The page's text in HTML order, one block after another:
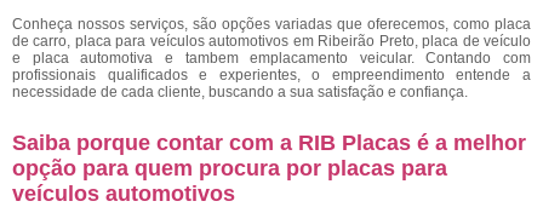
Conheça nossos serviços, são opções variadas que oferecemos, como placa
de carro, placa para veículos automotivos em Ribeirão Preto, placa de veículo
e placa automotiva e tambem emplacamento veicular. Contando com
profissionais qualificados e experientes, o empreendimento entende a
necessidade de cada cliente, buscando a sua satisfação e confiança.
Saiba porque contar com a RIB Placas é a melhor
opção para quem procura por placas para
veículos automotivos